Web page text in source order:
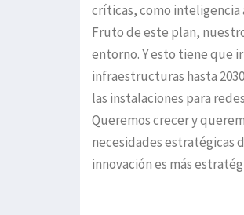
críticas, como
Fruto de este plan,
entorno. Y esto tiene que
infraestructuras hasta
las instalaciones para
Queremos crecer y
necesidades estratégicas
innovación es más